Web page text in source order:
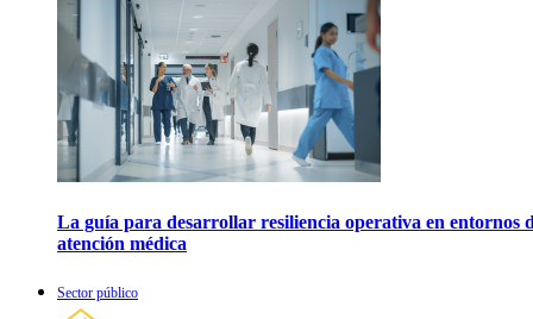
La guía para desarrollar resiliencia operativa en entornos
atención médica
Sector público